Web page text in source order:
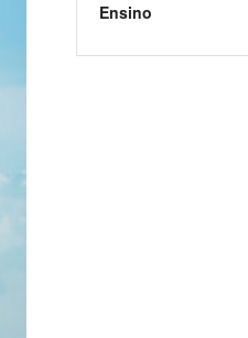
Ensino